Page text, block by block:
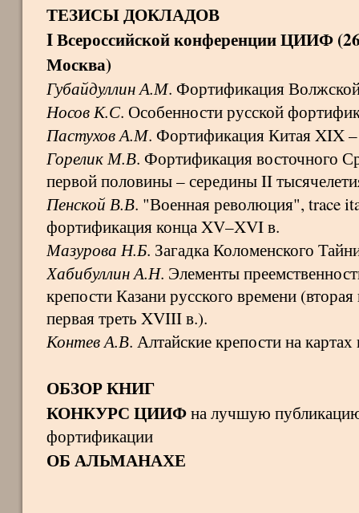
ТЕЗИСЫ ДОКЛАДОВ
I Всероссийской конференции ЦИИФ
Москва)
Губайдуллин А.М. Фортификация
Носов К.С. Особенности русской
Пастухов А.М. Фортификация Китая XIX
Горелик М.В. Фортификация восточного
первой половины – середины II
Пенской В.В. "Военная революция", trace
фортификация конца XV–XVI в.
Мазурова Н.Б. Загадка Коломенского
Хабибуллин А.Н. Элементы
крепости Казани русского времени
первая треть XVIII в.).
Контев А.В. Алтайские крепости на
ОБЗОР КНИГ
КОНКУРС ЦИИФна лучшую
фортификации
ОБ АЛЬМАНАХЕ